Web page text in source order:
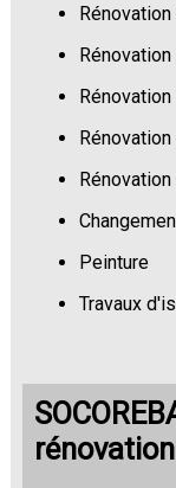
Peinture
Travaux